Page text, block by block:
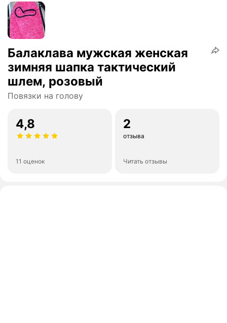
Балаклава мужская женская
зимняя шапка тактический
шлем, розовый
Повязки на голову
4,8
11 оценок
2
отзыва
Читать отзывы